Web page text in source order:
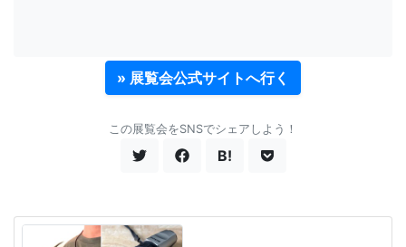
» 展覧会公式サイトへ行く
この展覧会をSNSでシェアしよう！
B!